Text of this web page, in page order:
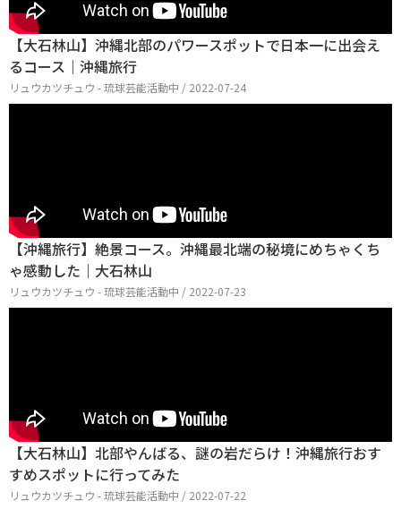
【大石林山】沖縄北部のパワースポットで日本一に出会え
るコース｜沖縄旅行
リュウカツチュウ - 琉球芸能活動中 / 2022-07-24
【沖縄旅行】絶景コース。沖縄最北端の秘境にめちゃくち
ゃ感動した｜大石林山
リュウカツチュウ - 琉球芸能活動中 / 2022-07-23
【大石林山】北部やんばる、謎の岩だらけ！沖縄旅行おす
すめスポットに行ってみた
リュウカツチュウ - 琉球芸能活動中 / 2022-07-22